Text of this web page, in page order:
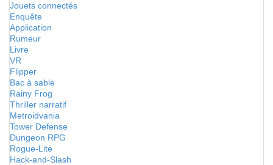
Jouets connectés
Enquête
Application
Rumeur
Livre
VR
Flipper
Bac à sable
Rainy Frog
Thriller narratif
Metroidvania
Tower Defense
Dungeon RPG
Rogue-Lite
Hack-and-Slash